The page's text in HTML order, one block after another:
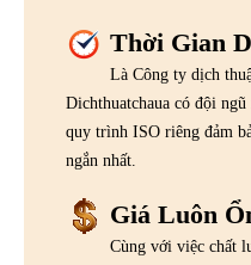
Thời Gian
Là Công ty dịch
Dichthuatchaua có đội
quy trình ISO riêng đảm
ngắn nhất.
Giá Luôn
Cùng với việc chất